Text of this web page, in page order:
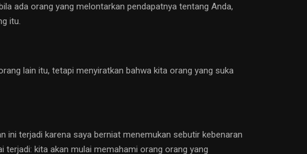
ada orang yang melontarkan pendapatnya tentang Anda,
itu.
lain itu, tetapi menyiratkan bahwa kita orang yang suka
ini terjadi karena saya berniat menemukan sebutir kebenaran
terjadi: kita akan mulai memahami orang orang yang